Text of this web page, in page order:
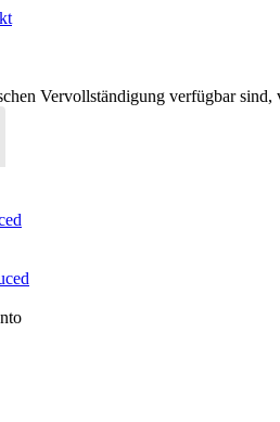
Vervollständigung verfügbar